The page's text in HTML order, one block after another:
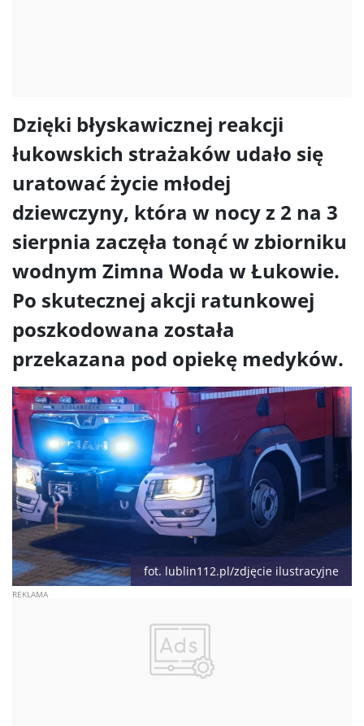
Dzięki błyskawicznej reakcji
łukowskich strażaków udało się
uratować życie młodej
dziewczyny, która w nocy z 2 na 3
sierpnia zaczęła tonąć w zbiorniku
wodnym Zimna Woda w Łukowie.
Po skutecznej akcji ratunkowej
poszkodowana została
przekazana pod opiekę medyków.
fot. lublin112.pl/zdjęcie ilustracyjne